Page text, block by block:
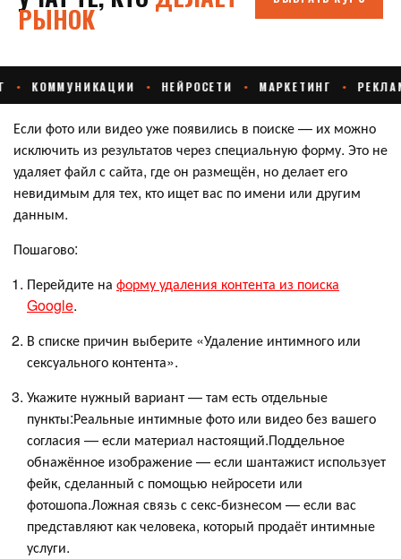
Если фото или видео уже появились в поиске — их можно
исключить из результатов через специальную форму. Это не
удаляет файл с сайта, где он размещён, но делает его
невидимым для тех, кто ищет вас по имени или другим
данным.
Пошагово:
Перейдите на форму удаления контента из поиска
Google.
В списке причин выберите «Удаление интимного или
сексуального контента».
Укажите нужный вариант — там есть отдельные
пункты:Реальные интимные фото или видео без вашего
согласия — если материал настоящий.Поддельное
обнажённое изображение — если шантажист использует
фейк, сделанный с помощью нейросети или
фотошопа.Ложная связь с секс-бизнесом — если вас
представляют как человека, который продаёт интимные
услуги.